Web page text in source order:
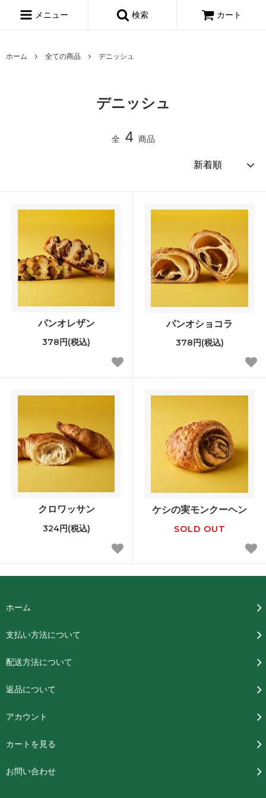
メニュー 検索 カート
ホーム 全ての商品 デニッシュ
デニッシュ
全 4 商品
パンオレザン
378円(税込)
パンオショコラ
378円(税込)
クロワッサン
324円(税込)
ケシの実モンクーヘン
SOLD OUT
ホーム
支払い方法について
配送方法について
返品について
アカウント
カートを見る
お問い合わせ